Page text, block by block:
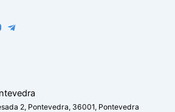
2, Pontevedra, 36001, Pontevedra